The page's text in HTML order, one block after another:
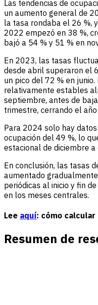
Las tendencias de
un aumento general de
la tasa rondaba el 26 %,
2022 empezó en 38 %,
bajó a 54 % y 51 % en
En 2023, las tasas
desde abril superaron el
un pico del 72 % en
relativamente estables
septiembre, antes de
trimestre, cerrando el
Para 2024 solo hay
ocupación del 49 %, lo
estacional de diciembre
En conclusión, las tasas
aumentado
periódicas al inicio y fin
en los meses centrales.
Lee aquí: cómo calcular
Resumen de